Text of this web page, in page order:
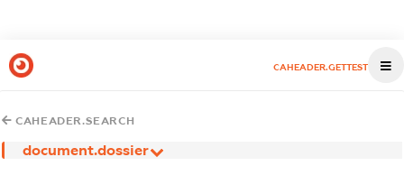
CAHEADER.GETTEST
CAHEADER.SEARCH
document.dossier